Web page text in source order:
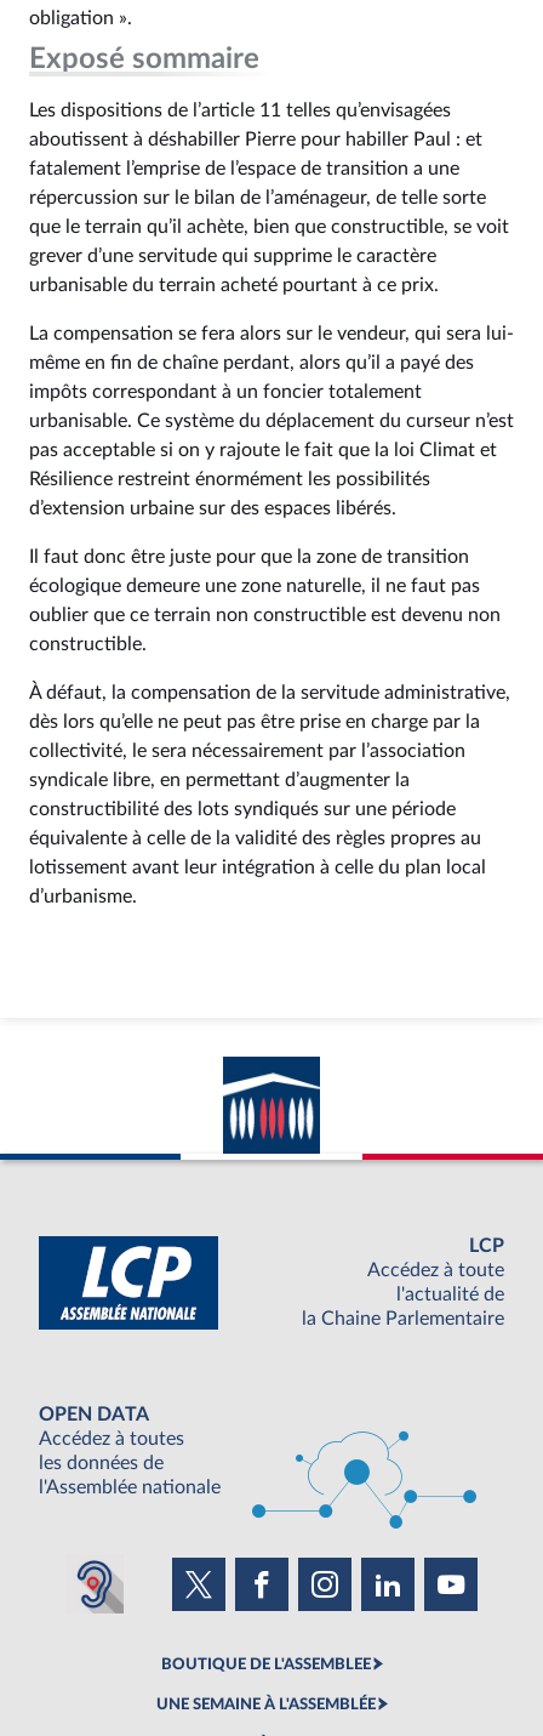
obligation ».
Exposé sommaire
Les dispositions de l’article 11 telles qu’envisagées
aboutissent à déshabiller Pierre pour habiller Paul : et
fatalement l’emprise de l’espace de transition a une
répercussion sur le bilan de l’aménageur, de telle sorte
que le terrain qu’il achète, bien que constructible, se voit
grever d’une servitude qui supprime le caractère
urbanisable du terrain acheté pourtant à ce prix.
La compensation se fera alors sur le vendeur, qui sera lui-
même en fin de chaîne perdant, alors qu’il a payé des
impôts correspondant à un foncier totalement
urbanisable. Ce système du déplacement du curseur n’est
pas acceptable si on y rajoute le fait que la loi Climat et
Résilience restreint énormément les possibilités
d’extension urbaine sur des espaces libérés.
Il faut donc être juste pour que la zone de transition
écologique demeure une zone naturelle, il ne faut pas
oublier que ce terrain non constructible est devenu non
constructible.
À défaut, la compensation de la servitude administrative,
dès lors qu’elle ne peut pas être prise en charge par la
collectivité, le sera nécessairement par l’association
syndicale libre, en permettant d’augmenter la
constructibilité des lots syndiqués sur une période
équivalente à celle de la validité des règles propres au
lotissement avant leur intégration à celle du plan local
d’urbanisme.
LCP
Accédez à toute
l'actualité de
la Chaine Parlementaire
OPEN DATA
Accédez à toutes
les données de
l'Assemblée nationale
BOUTIQUE DE L'ASSEMBLEE
UNE SEMAINE À L'ASSEMBLÉE